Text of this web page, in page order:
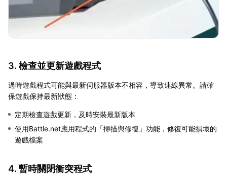
3. 檢查並更新遊戲程式
過時遊戲程式可能與最新伺服器版本不相容，導致連線異常。請確
保遊戲保持最新狀態：
定期檢查遊戲更新，及時安裝最新版本
使用Battle.net應用程式的「掃描與修復」功能，修復可能損壞的
遊戲檔案
4. 暫時關閉衝突程式